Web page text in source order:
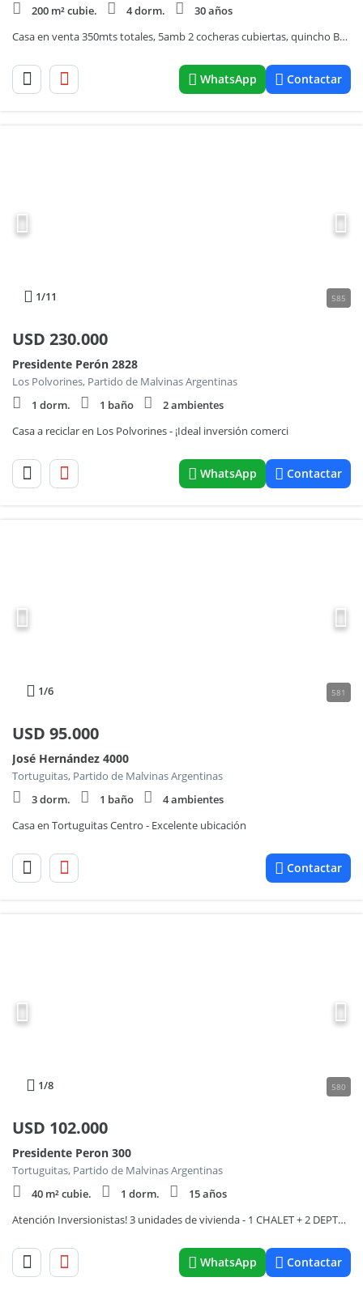
200 m² cubie.
4 dorm.
30 años
Casa en venta 350mts totales, 5amb 2 cocheras cubiertas, quincho Barrio Textil, Los Polvorines
WhatsApp Contactar
1/11 585
USD 230.000
Presidente Perón 2828
Los Polvorines, Partido de Malvinas Argentinas
1 dorm.
1 baño
2 ambientes
Casa a reciclar en Los Polvorines - ¡Ideal inversión comerci
WhatsApp Contactar
1/6 581
USD 95.000
José Hernández 4000
Tortuguitas, Partido de Malvinas Argentinas
3 dorm.
1 baño
4 ambientes
Casa en Tortuguitas Centro - Excelente ubicación
Contactar
1/8 580
USD 102.000
Presidente Peron 300
Tortuguitas, Partido de Malvinas Argentinas
40 m² cubie.
1 dorm.
15 años
Atención Inversionistas! 3 unidades de vivienda - 1 CHALET + 2 DEPTOS 230 MTS2
WhatsApp Contactar